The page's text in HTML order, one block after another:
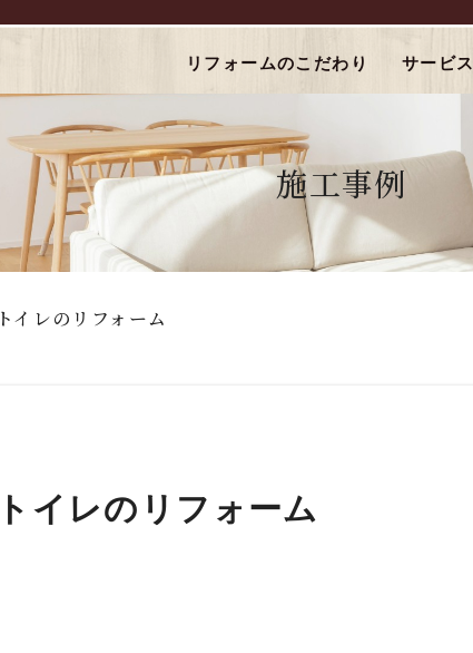
リフォームのこだわり サービス
施工事例
トイレのリフォーム
トイレのリフォーム